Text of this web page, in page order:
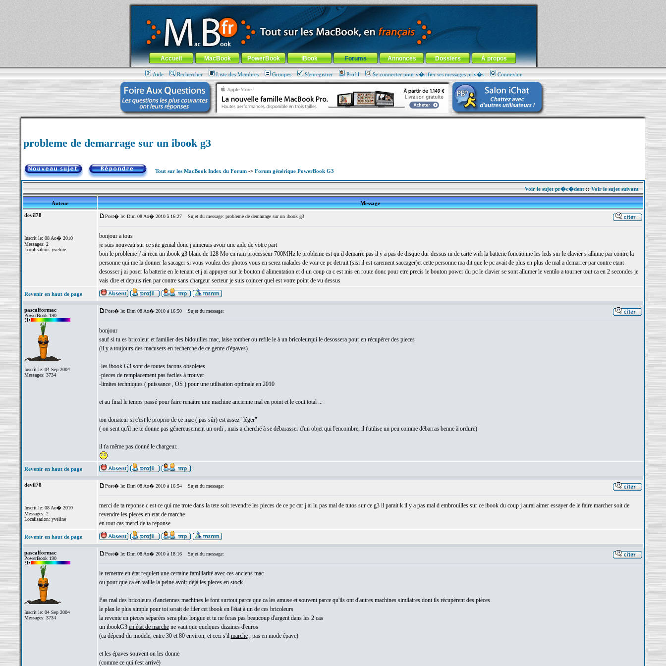
MacBook-fr.com : 100% Apple... 100% nomade !
Aller au contenu-Aller au menu général-Aller au menu de la rubrique
Menu général
Accueil MacBook PowerBook iBook Forums Annonces Dossiers À propos
Aide Rechercher Liste des Membres Groupes S'enregistrer Profil Se connecter pour v�rifier ses messages priv�s Connexion
probleme de demarrage sur un ibook g3
Tout sur les MacBook Index du Forum-> Forum générique PowerBook G3
Voir le sujet pr�c�dent::Voir le sujet suivant
Auteur
Message
devil78
Inscrit le: 08 Ao� 2010
Messages: 2
Localisation: yveline
Post� le: Dim 08 Ao� 2010 à 16:27 Sujet du message: probleme de demarrage sur un ibook g3
bonjour a tous
je suis nouveau sur ce site genial donc j aimerais avoir une aide de votre part
bon le probleme j' ai recu un ibook g3 blanc de 128 Mo en ram processeur 700MHz le probleme est qu il demarre pas il y a pas de disque dur dessus ni de carte wifi la batterie fonctionne les leds sur le clavier s allume par contre la
personne qui me la donner la sacager si vous voulez des photos vous en serez malades de voir ce pc detruit (sisi il est carement saccager)et cette personne ma dit que le pc avait de plus en plus de mal a demarrer par contre etant
desosser j ai poser la batterie en le tenant et j ai appuyer sur le bouton d alimentation et d un coup ca c est mis en route donc pour etre precis le bouton power du pc le clavier se sont allumer le ventilo a tourner tout ca en 2 secondes je
vais dire et depuis rien par contre sans chargeur secteur je suis coincer quel est votre point de vu dessus
Revenir en haut de page
pascalformac
PowerBook 190
Inscrit le: 04 Sep 2004
Messages: 3734
Post� le: Dim 08 Ao� 2010 à 16:50 Sujet du message:
bonjour
sauf si tu es bricoleur et familier des bidouilles mac, laise tomber ou refile le à un bricoleurqui le desossera pour en récupérer des pieces
(il y a toujours des macusers en recherche de ce genre d'épaves)
-les ibook G3 sont de toutes facons obsoletes
-pieces de remplacement pas faciles à trouver
-limites techniques ( puissance , OS ) pour une utilisation optimale en 2010
et au final le temps passé pour faire renaitre une machine ancienne mal en point et le cout total ...
ton donateur si c'est le proprio de ce mac ( pas sûr) est assez" léger"
( on sent qu'il ne te donne pas génereusement un ordi , mais a cherché à se débarasser d'un objet qui l'encombre, il t'utilise un peu comme débarras benne à ordure)
il t'a même pas donné le chargeur..
Revenir en haut de page
devil78
Inscrit le: 08 Ao� 2010
Messages: 2
Localisation: yveline
Post� le: Dim 08 Ao� 2010 à 16:54 Sujet du message:
merci de ta reponse c est ce qui me trote dans la tete soit revendre les pieces de ce pc car j ai lu pas mal de tutos sur ce g3 il parait k il y a pas mal d embrouilles sur ce ibook du coup j aurai aimer essayer de le faire marcher soit de
revendre les pieces en etat de marche
en tout cas merci de ta reponse
Revenir en haut de page
pascalformac
PowerBook 190
Inscrit le: 04 Sep 2004
Messages: 3734
Post� le: Dim 08 Ao� 2010 à 18:16 Sujet du message:
le remettre en état requiert une certaine familiarité avec ces anciens mac
ou pour que ca en vaille la peine avoir déjàles pieces en stock
Pas mal des bricoleurs d'anciennes machines le font surtout parce que ca les amuse et souvent parce qu'ils ont d'autres machines similaires dont ils récupèrent des pièces
le plan le plus simple pour toi serait de filer cet ibook en l'état à un de ces bricoleurs
la revente en pieces séparées sera plus longue et tu ne feras pas beaucoup d'argent dans les 2 cas
un ibookG3 en état de marchene vaut que quelques dizaines d'euros
(ca dépend du modele, entre 30 et 80 environ, et ceci s'il marche, pas en mode épave)
et les épaves souvent on les donne
(comme ce qui t'est arrivé)